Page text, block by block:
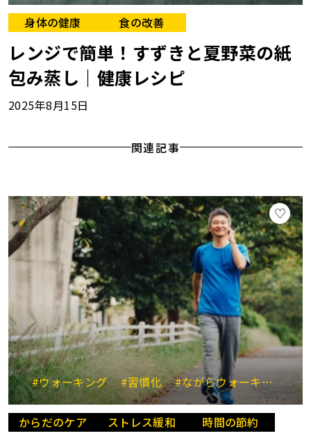
身体の健康 食の改善
レンジで簡単！すずきと夏野菜の紙
包み蒸し｜健康レシピ
2025年8月15日
関連記事
#ウォーキング #習慣化 #ながらウォーキング #
からだのケア ストレス緩和 時間の節約